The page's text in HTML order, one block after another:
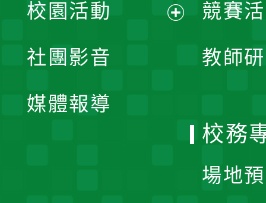
競賽
教師
開
校園活動
社團影音
媒體報導
校務
場地